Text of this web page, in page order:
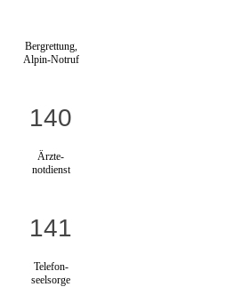
Bergrettung,
Alpin-Notruf
140
Ärzte-
notdienst
141
Telefon-
seelsorge